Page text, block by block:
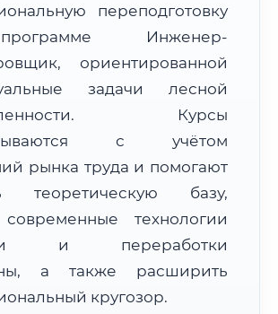
МСК+5 (UTC+8)
Дистанционно
оригиналов:
СДЭК / Почтой:
2–3 рабочих дня
переподготовку
Инженер-
ориентированной
задачи лесной
Курсы
с учётом
рынка труда и помогают
теоретическую базу,
технологии
и переработки
а также расширить
кругозор.